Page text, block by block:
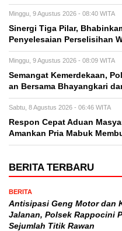
Minggu, 9 Agustus 2026 - 08:40 WITA
Sinergi Tiga Pilar,
Penyelesaian Perselisihan
Minggu, 9 Agustus 2026 - 08:09 WITA
Semangat Kemerdekaan,
an Bersama Bhayangkari
Sabtu, 8 Agustus 2026 - 06:46 WITA
Respon Cepat Aduan
Amankan Pria Mabuk
BERITA TERBARU
BERITA
Antisipasi Geng Motor dan
Jalanan, Polsek Rappocini
Sejumlah Titik Rawan